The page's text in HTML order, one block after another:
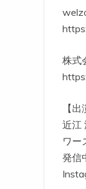
株式
【
近江
ワー
発信